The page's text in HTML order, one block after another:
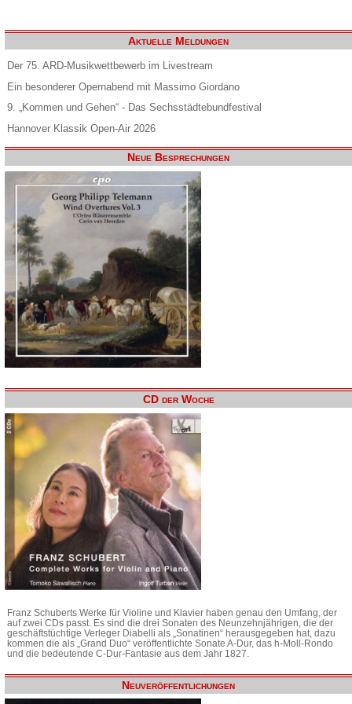
Aktuelle Meldungen
Der 75. ARD-Musikwettbewerb im Livestream
Ein besonderer Opernabend mit Massimo Giordano
9. „Kommen und Gehen“ - Das Sechsstädtebundfestival
Hannover Klassik Open-Air 2026
Neue Besprechungen
CD der Woche
Franz Schuberts Werke für Violine und Klavier haben genau den Umfang, der
auf zwei CDs passt. Es sind die drei Sonaten des Neunzehnjährigen, die der
geschäftstüchtige Verleger Diabelli als „Sonatinen“ herausgegeben hat, dazu
kommen die als „Grand Duo“ veröffentlichte Sonate A-Dur, das h-Moll-Rondo
und die bedeutende C-Dur-Fantasie aus dem Jahr 1827.
Neuveröffentlichungen